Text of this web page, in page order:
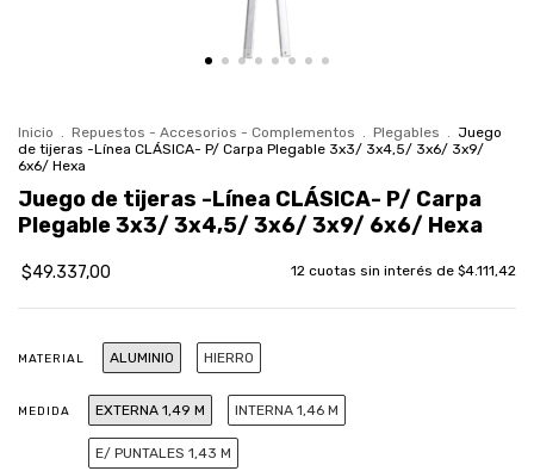
Inicio . Repuestos - Accesorios - Complementos . Plegables . Juego
de tijeras -Línea CLÁSICA- P/ Carpa Plegable 3x3/ 3x4,5/ 3x6/ 3x9/
6x6/ Hexa
Juego de tijeras -Línea CLÁSICA- P/ Carpa
Plegable 3x3/ 3x4,5/ 3x6/ 3x9/ 6x6/ Hexa
$49.337,00 12 cuotas sin interés de $4.111,42
MATERIAL ALUMINIO HIERRO
MEDIDA EXTERNA 1,49 M INTERNA 1,46 M
E/ PUNTALES 1,43 M